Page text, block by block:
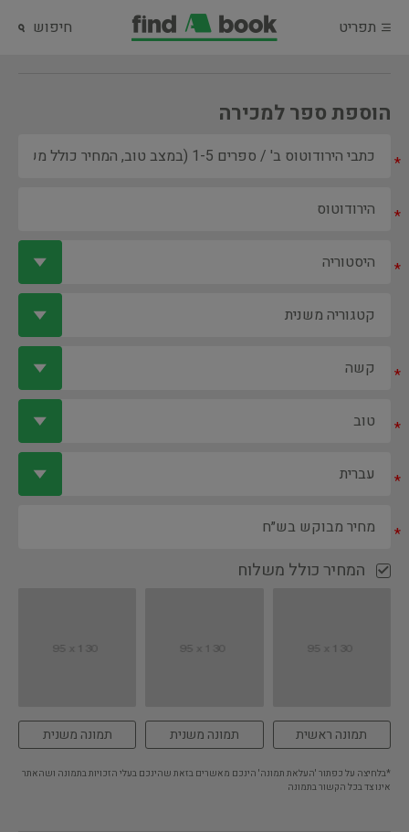
תפריט חיפוש
הוספת ספר למכירה
*
*
*
*
*
*
*
המחיר כולל משלוח
תמונה ראשית תמונה משנית תמונה משנית
*בלחיצה על כפתור 'העלאת תמונה' הינכם מאשרים בזאת שהינכם בעלי הזכויות בתמונה ושהאתר
אינו צד בכל הקשור בתמונה